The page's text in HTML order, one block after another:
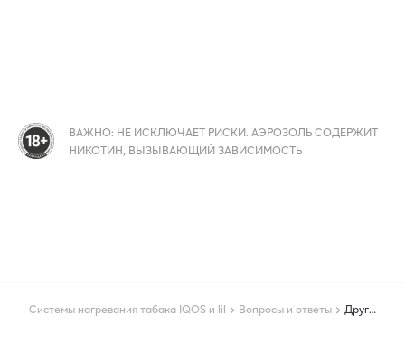
Системы нагревания табака IQOS и lil Вопросы и ответы Другое
ВАЖНО: НЕ ИСКЛЮЧАЕТ РИСКИ. АЭРОЗОЛЬ СОДЕРЖИТ
НИКОТИН, ВЫЗЫВАЮЩИЙ ЗАВИСИМОСТЬ